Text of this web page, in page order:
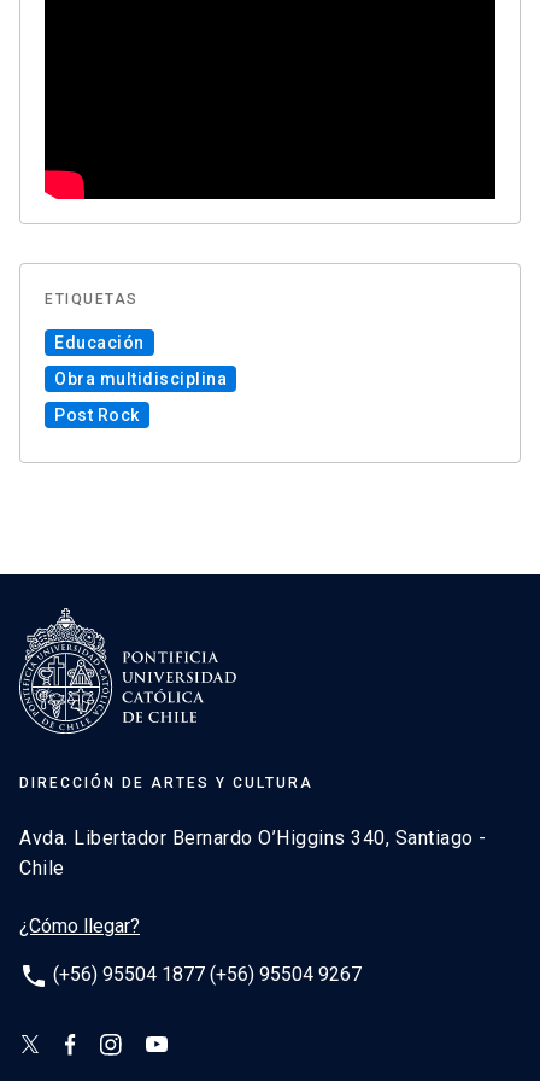
ETIQUETAS
Educación
Obra multidisciplina
Post Rock
DIRECCIÓN DE ARTES Y CULTURA
Avda. Libertador Bernardo O’Higgins 340, Santiago -
Chile
¿Cómo llegar?
phone (+56) 95504 1877 (+56) 95504 9267